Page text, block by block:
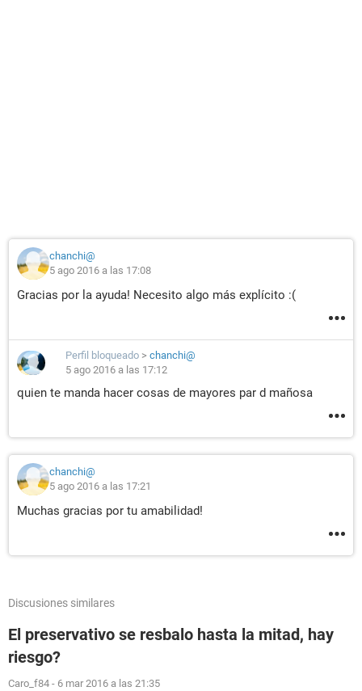
chanchi@
5 ago 2016 a las 17:08
Gracias por la ayuda! Necesito algo más explícito :(
Perfil bloqueado > chanchi@
5 ago 2016 a las 17:12
quien te manda hacer cosas de mayores par d mañosa
chanchi@
5 ago 2016 a las 17:21
Muchas gracias por tu amabilidad!
Discusiones similares
El preservativo se resbalo hasta la mitad, hay
riesgo?
Caro_f84 - 6 mar 2016 a las 21:35